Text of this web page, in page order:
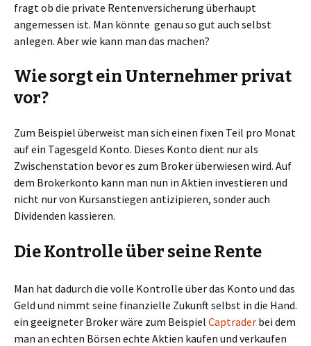
fragt ob die private Rentenversicherung überhaupt
angemessen ist. Man könnte genau so gut auch selbst
anlegen. Aber wie kann man das machen?
Wie sorgt ein Unternehmer privat
vor?
Zum Beispiel überweist man sich einen fixen Teil pro Monat
auf ein Tagesgeld Konto. Dieses Konto dient nur als
Zwischenstation bevor es zum Broker überwiesen wird. Auf
dem Brokerkonto kann man nun in Aktien investieren und
nicht nur von Kursanstiegen antizipieren, sonder auch
Dividenden kassieren.
Die Kontrolle über seine Rente
Man hat dadurch die volle Kontrolle über das Konto und das
Geld und nimmt seine finanzielle Zukunft selbst in die Hand.
ein geeigneter Broker wäre zum Beispiel Captrader bei dem
man an echten Börsen echte Aktien kaufen und verkaufen